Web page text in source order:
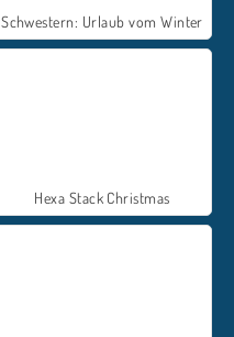
Schwestern: Urlaub vom Winter
Hexa Stack Christmas